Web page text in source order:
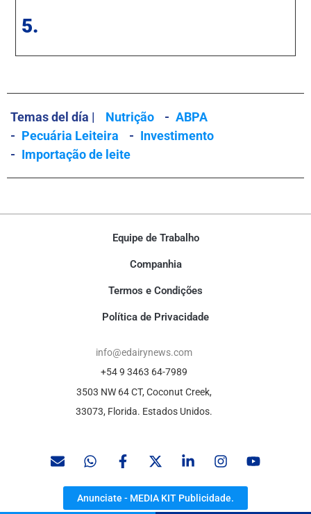
5.
Temas del día | Nutrição - ABPA
- Pecuária Leiteira - Investimento
- Importação de leite
Equipe de Trabalho
Companhia
Termos e Condições
Política de Privacidade
info@edairynews.com
+54 9 3463 64-7989
3503 NW 64 CT, Coconut Creek,
33073, Florida. Estados Unidos.
Anunciate - MEDIA KIT Publicidade.